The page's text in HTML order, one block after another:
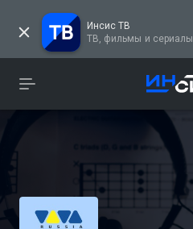
Инсис ТВ
ТВ, фильмы и сериалы